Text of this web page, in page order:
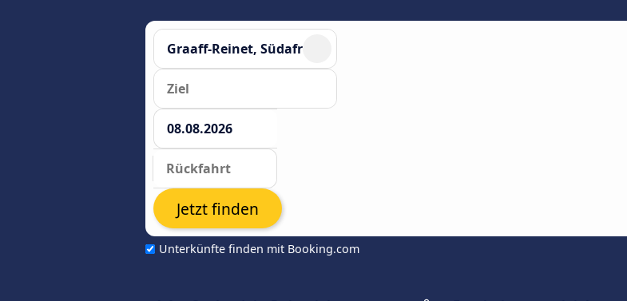
Unterkünfte finden mit Booking.com
Jetzt finden